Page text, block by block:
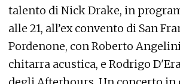
talento di Nick Drake, in
alle 21, all’ex convento di San
Pordenone, con Roberto
chitarra acustica, e Rodrigo